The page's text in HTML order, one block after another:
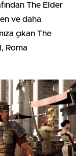
The Elder
ve daha
çıkan The
Roma